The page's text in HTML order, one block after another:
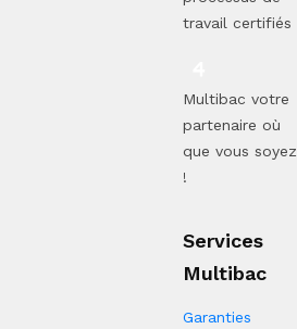
travail certifiés
Multibac votre
partenaire où
que vous soyez
!
Services
Multibac
Garanties